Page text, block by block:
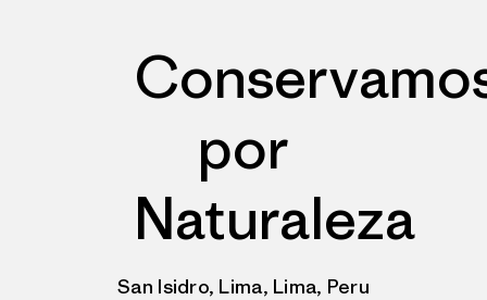
por
Naturaleza
San Isidro, Lima, Lima, Peru